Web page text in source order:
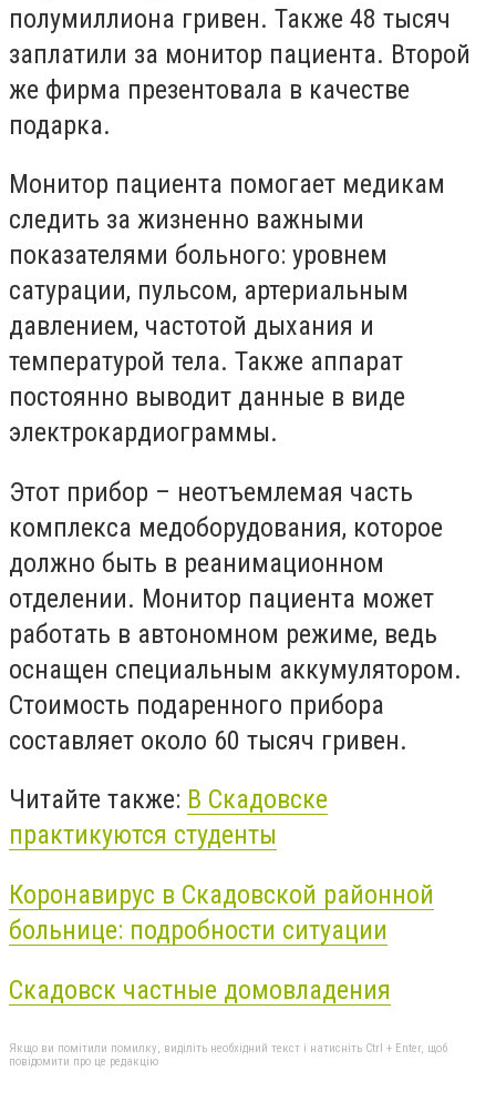
полумиллиона гривен. Также 48 тысяч
заплатили за монитор пациента. Второй
же фирма презентовала в качестве
подарка.
Монитор пациента помогает медикам
следить за жизненно важными
показателями больного: уровнем
сатурации, пульсом, артериальным
давлением, частотой дыхания и
температурой тела. Также аппарат
постоянно выводит данные в виде
электрокардиограммы.
Этот прибор – неотъемлемая часть
комплекса медоборудования, которое
должно быть в реанимационном
отделении. Монитор пациента может
работать в автономном режиме, ведь
оснащен специальным аккумулятором.
Стоимость подаренного прибора
составляет около 60 тысяч гривен.
Читайте также: В Скадовске
практикуются студенты
Коронавирус в Скадовской районной
больнице: подробности ситуации
Скадовск частные домовладения
Якщо ви помітили помилку, виділіть необхідний текст і натисніть Ctrl + Enter, щоб
повідомити про це редакцію